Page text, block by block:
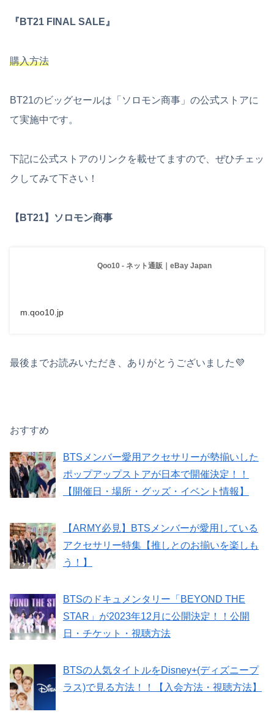
『BT21 FINAL SALE』
購入方法
BT21のビッグセールは「ソロモン商事」の公式ストアに
て実施中です。
下記に公式ストアのリンクを載せてますので、ぜひチェッ
クしてみて下さい！
【BT21】ソロモン商事
Qoo10 - ネット通販｜eBay Japan
m.qoo10.jp
最後までお読みいただき、ありがとうございました💜
おすすめ
BTSメンバー愛用アクセサリーが勢揃いした
ポップアップストアが日本で開催決定！！
【開催日・場所・グッズ・イベント情報】
【ARMY必見】BTSメンバーが愛用している
アクセサリー特集【推しとのお揃いを楽しも
う！】
BTSのドキュメンタリー「BEYOND THE
STAR」が2023年12月に公開決定！！公開
日・チケット・視聴方法
BTSの人気タイトルをDisney+(ディズニープ
ラス)で見る方法！！【入会方法・視聴方法】